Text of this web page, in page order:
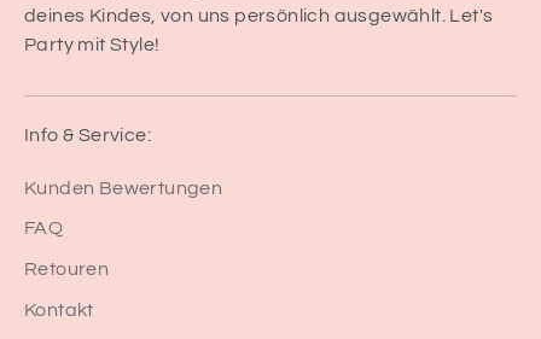
deines Kindes, von uns persönlich ausgewählt. Let's
Party mit Style!
Info & Service:
Kunden Bewertungen
FAQ
Retouren
Kontakt